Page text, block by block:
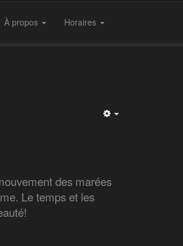
À propos Horaires
des marées
Le temps et les